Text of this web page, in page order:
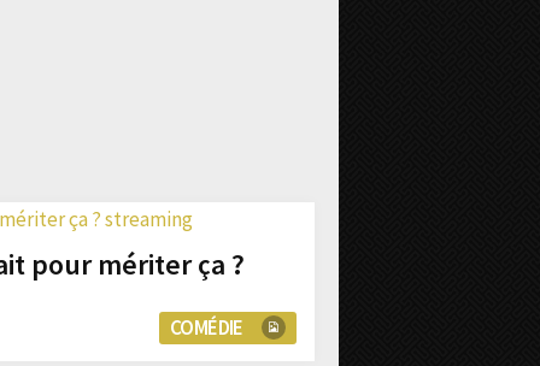
pour mériter ça ?
COMÉDIE